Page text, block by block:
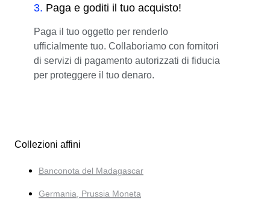
3. Paga e goditi il tuo acquisto!
Paga il tuo oggetto per renderlo
ufficialmente tuo. Collaboriamo con fornitori
di servizi di pagamento autorizzati di fiducia
per proteggere il tuo denaro.
Collezioni affini
Banconota del Madagascar
Germania, Prussia Moneta